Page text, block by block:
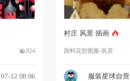
824
07-12 08:06
村庄 风景 插画
面料花型图案-风景
服装星球自营